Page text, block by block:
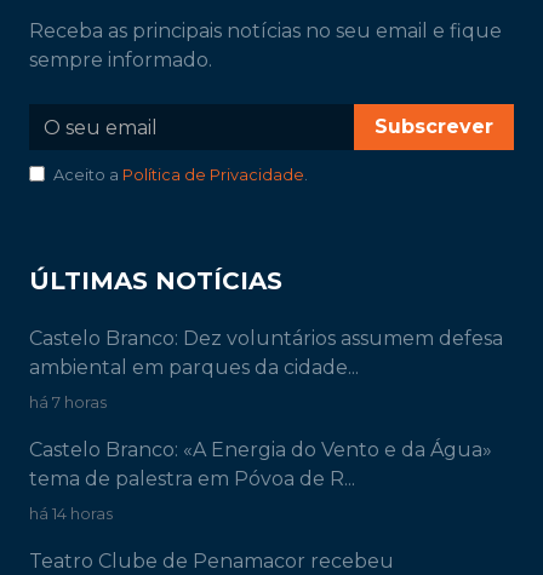
Receba as principais notícias no seu email e fique
sempre informado.
Subscrever
Aceito a Política de Privacidade.
ÚLTIMAS NOTÍCIAS
Castelo Branco: Dez voluntários assumem defesa
ambiental em parques da cidade...
há 7 horas
Castelo Branco: «A Energia do Vento e da Água»
tema de palestra em Póvoa de R...
há 14 horas
Teatro Clube de Penamacor recebeu